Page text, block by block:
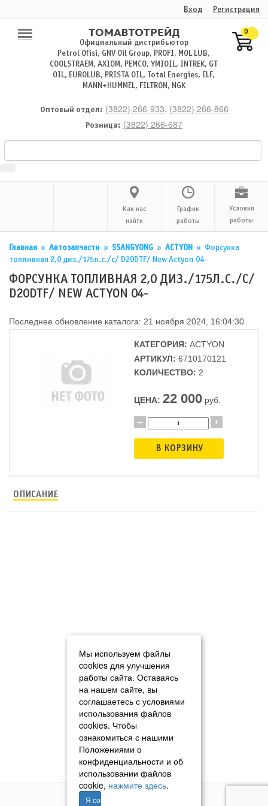
Вход Регистрация
Официальный дистрибьютор
Petrol Ofisi, GNV Oil Group, PROFI, MOL LUB,
COOLSTRAEM, AXIOM, PEMCO, YMIOIL, INTREK, GT
OIL, EUROLUB, PRISTA OIL, Total Energies, ELF,
MANN+HUMMEL, FILTRON, NGK
0
Оптовый отдел: (3822) 266-933, (3822) 266-866
Розница: (3822) 266-687
Как нас
найти
График
работы
Условия
работы
Главная » Автозапчасти » SSANGYONG » ACTYON » Форсунка
топливная 2,0 диз./175л.с./c/ D20DTF/ New Actyon 04-
ФОРСУНКА ТОПЛИВНАЯ 2,0 ДИЗ./175Л.С./C/
D20DTF/ NEW ACTYON 04-
Последнее обновление каталога: 21 ноября 2024, 16:04:30
КАТЕГОРИЯ: ACTYON
АРТИКУЛ: 6710170121
КОЛИЧЕСТВО: 2
ЦЕНА: 22 000 руб.
В КОРЗИНУ
ОПИСАНИЕ
Мы используем файлы
cookies для улучшения
работы сайта. Оставаясь
на нашем сайте, вы
соглашаетесь с условиями
использования файлов
cookies. Чтобы
ознакомиться с нашими
Положениями о
конфиденциальности и об
использовании файлов
cookie, нажмите здесь.
Я согласен